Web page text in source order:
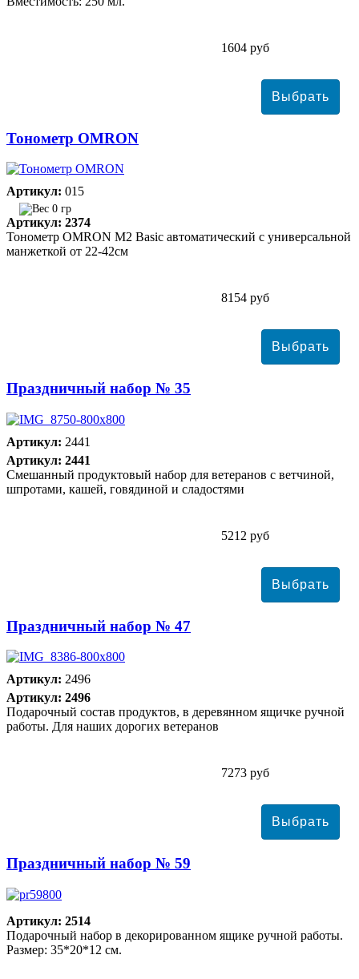
1604 руб
Тонометр ОMRON
Артикул: 015
0 гр
Артикул: 2374
Тонометр ОMRON M2 Basic автоматический с универсальной
манжеткой от 22-42см
8154 руб
Праздничный набор № 35
Артикул: 2441
Артикул: 2441
Смешанный продуктовый набор для ветеранов с ветчиной,
шпротами, кашей, говядиной и сладостями
5212 руб
Праздничный набор № 47
Артикул: 2496
Артикул: 2496
Подарочный состав продуктов, в деревянном ящичке ручной
работы. Для наших дорогих ветеранов
7273 руб
Праздничный набор № 59
Артикул: 2514
Подарочный набор в декорированном ящике ручной работы.
Размер: 35*20*12 см.